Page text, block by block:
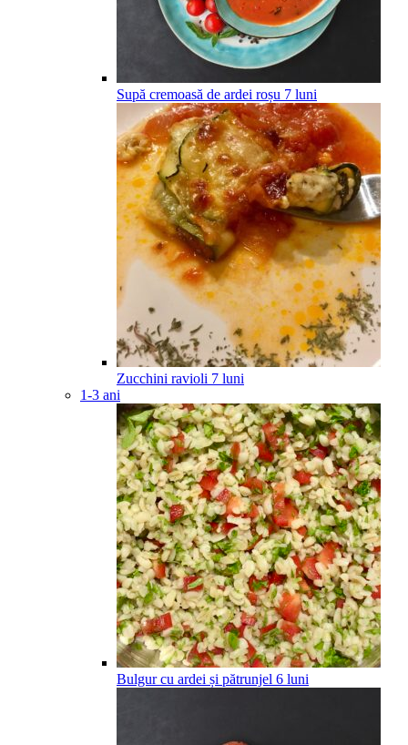
Supă cremoasă de ardei roșu 7 luni
Zucchini ravioli 7 luni
1-3 ani
Bulgur cu ardei și pătrunjel 6 luni